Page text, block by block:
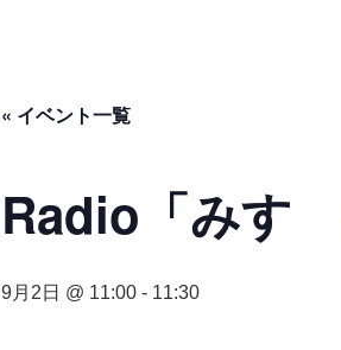
« イベント一覧
Radio「みす
9月2日 @ 11:00 - 11:30